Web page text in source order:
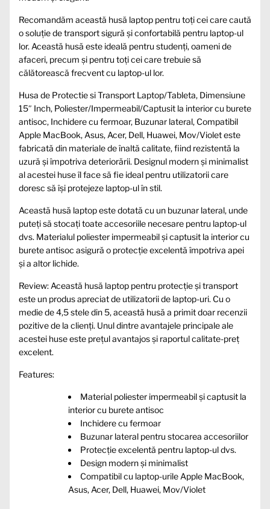
Recomandăm această husă laptop pentru toți cei care caută
o soluție de transport sigură și confortabilă pentru laptop-ul
lor. Această husă este ideală pentru studenți, oameni de
afaceri, precum și pentru toți cei care trebuie să
călătorească frecvent cu laptop-ul lor.
Husa de Protectie si Transport Laptop/Tableta, Dimensiune
15″ Inch, Poliester/Impermeabil/Captusit la interior cu burete
antisoc, Inchidere cu fermoar, Buzunar lateral, Compatibil
Apple MacBook, Asus, Acer, Dell, Huawei, Mov/Violet este
fabricată din materiale de înaltă calitate, fiind rezistentă la
uzură și împotriva deteriorării. Designul modern și minimalist
al acestei huse îl face să fie ideal pentru utilizatorii care
doresc să își protejeze laptop-ul în stil.
Această husă laptop este dotată cu un buzunar lateral, unde
puteți să stocați toate accesoriile necesare pentru laptop-ul
dvs. Materialul poliester impermeabil și captusit la interior cu
burete antisoc asigură o protecție excelentă împotriva apei
și a altor lichide.
Review: Această husă laptop pentru protecție și transport
este un produs apreciat de utilizatorii de laptop-uri. Cu o
medie de 4,5 stele din 5, această husă a primit doar recenzii
pozitive de la clienți. Unul dintre avantajele principale ale
acestei huse este prețul avantajos și raportul calitate-preț
excelent.
Features:
Material poliester impermeabil și captusit la
interior cu burete antisoc
Inchidere cu fermoar
Buzunar lateral pentru stocarea accesoriilor
Protecție excelentă pentru laptop-ul dvs.
Design modern și minimalist
Compatibil cu laptop-urile Apple MacBook,
Asus, Acer, Dell, Huawei, Mov/Violet